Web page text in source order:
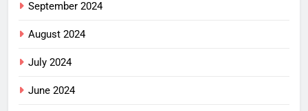
September 2024
August 2024
July 2024
June 2024